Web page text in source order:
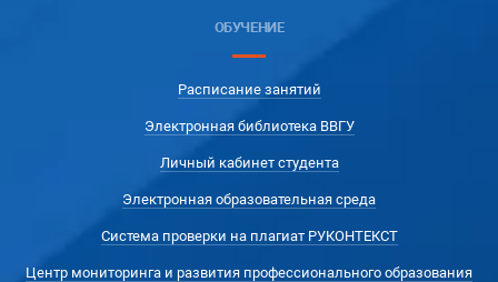
ОБУЧЕНИЕ
Расписание занятий
Электронная библиотека ВВГУ
Личный кабинет студента
Электронная образовательная среда
Система проверки на плагиат РУКОНТЕКСТ
Центр мониторинга и развития профессионального образования